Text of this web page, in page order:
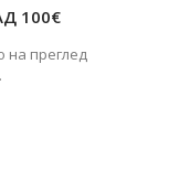
100€
на преглед
.